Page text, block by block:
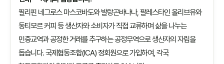
필리핀 네그로스 마스코바도와 발랑곤바나나, 팔레스타인 올리브유와
동티모르 커피 등 생산자와 소비자가 직접 교류하며 삶을 나누는
민중교역과 공정한 거래를 추구하는 공정무역으로 생산자의 자립을
돕습니다. 국제협동조합(ICA) 정회원으로 가입하여, 각국